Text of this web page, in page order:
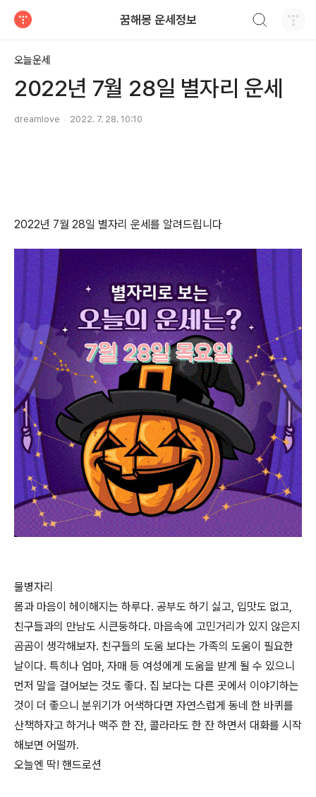
꿈해몽 운세정보
오늘운세
2022년 7월 28일 별자리 운세
dreamlove 2022. 7. 28. 10:10
2022년 7월 28일 별자리 운세를 알려드립니다
물병자리
몸과 마음이 헤이해지는 하루다. 공부도 하기 싫고, 입맛도 없고,
친구들과의 만남도 시큰둥하다. 마음속에 고민거리가 있지 않은지
곰곰이 생각해보자. 친구들의 도움 보다는 가족의 도움이 필요한
날이다. 특히나 엄마, 자매 등 여성에게 도움을 받게 될 수 있으니
먼저 말을 걸어보는 것도 좋다. 집 보다는 다른 곳에서 이야기하는
것이 더 좋으니 분위기가 어색하다면 자연스럽게 동네 한 바퀴를
산책하자고 하거나 맥주 한 잔, 콜라라도 한 잔 하면서 대화를 시작
해보면 어떨까.
오늘엔 딱! 핸드로션